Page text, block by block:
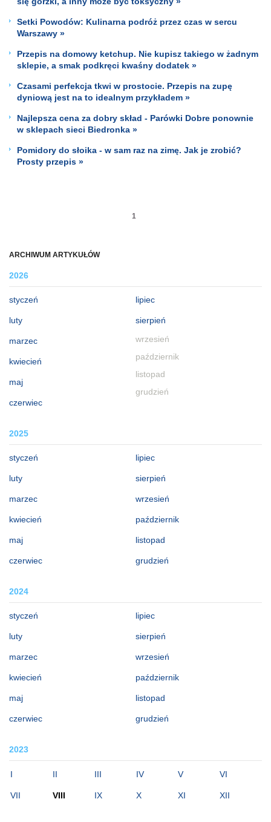
ARCHIWUM ARTYKUŁÓW
2026
styczeń
luty
marzec
kwiecień
maj
czerwiec
lipiec
sierpień
wrzesień
październik
listopad
grudzień
2025
styczeń
luty
marzec
kwiecień
maj
czerwiec
lipiec
sierpień
wrzesień
październik
listopad
grudzień
2024
styczeń
luty
marzec
kwiecień
maj
czerwiec
lipiec
sierpień
wrzesień
październik
listopad
grudzień
2023
I II III IV V VI
VII VIII IX X XI XII
Setki Powodów: Kulinarna podróż przez czas w sercu
Warszawy »
Przepis na domowy ketchup. Nie kupisz takiego w żadnym
sklepie, a smak podkręci kwaśny dodatek »
Czasami perfekcja tkwi w prostocie. Przepis na zupę
dyniową jest na to idealnym przykładem »
Najlepsza cena za dobry skład - Parówki Dobre ponownie
w sklepach sieci Biedronka »
Pomidory do słoika - w sam raz na zimę. Jak je zrobić?
Prosty przepis »
1